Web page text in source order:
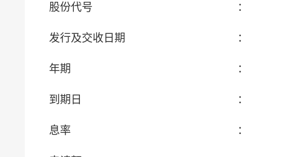
股份代号 ：
发行及交收日期 ：
年期 ：
到期日 ：
息率 ：